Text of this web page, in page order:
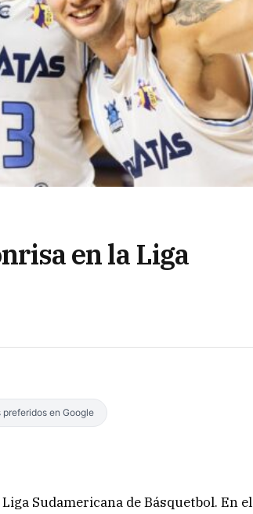
en la Liga
preferidos en Google
Sudamericana de Básquetbol. En el